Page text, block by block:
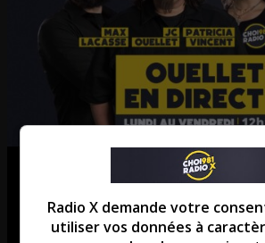
Ouellet en direct –
08-2026
Radio X demande votre
utiliser vos données à